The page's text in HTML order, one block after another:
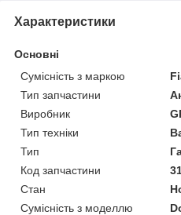
Характеристики
Основні
Сумісність з маркою
Тип запчастини
Виробник
Тип техніки
Тип
Код запчастини
Стан
Сумісність з моделлю